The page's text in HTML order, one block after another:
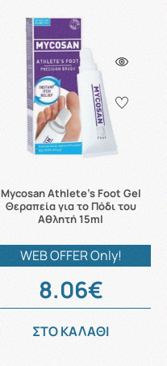
Mycosan Athlete's Foot Gel
Θεραπεία για το Πόδι του
Αθλητή 15ml
WEB OFFER Only!
8.06€
ΣΤΟ ΚΑΛΑΘΙ